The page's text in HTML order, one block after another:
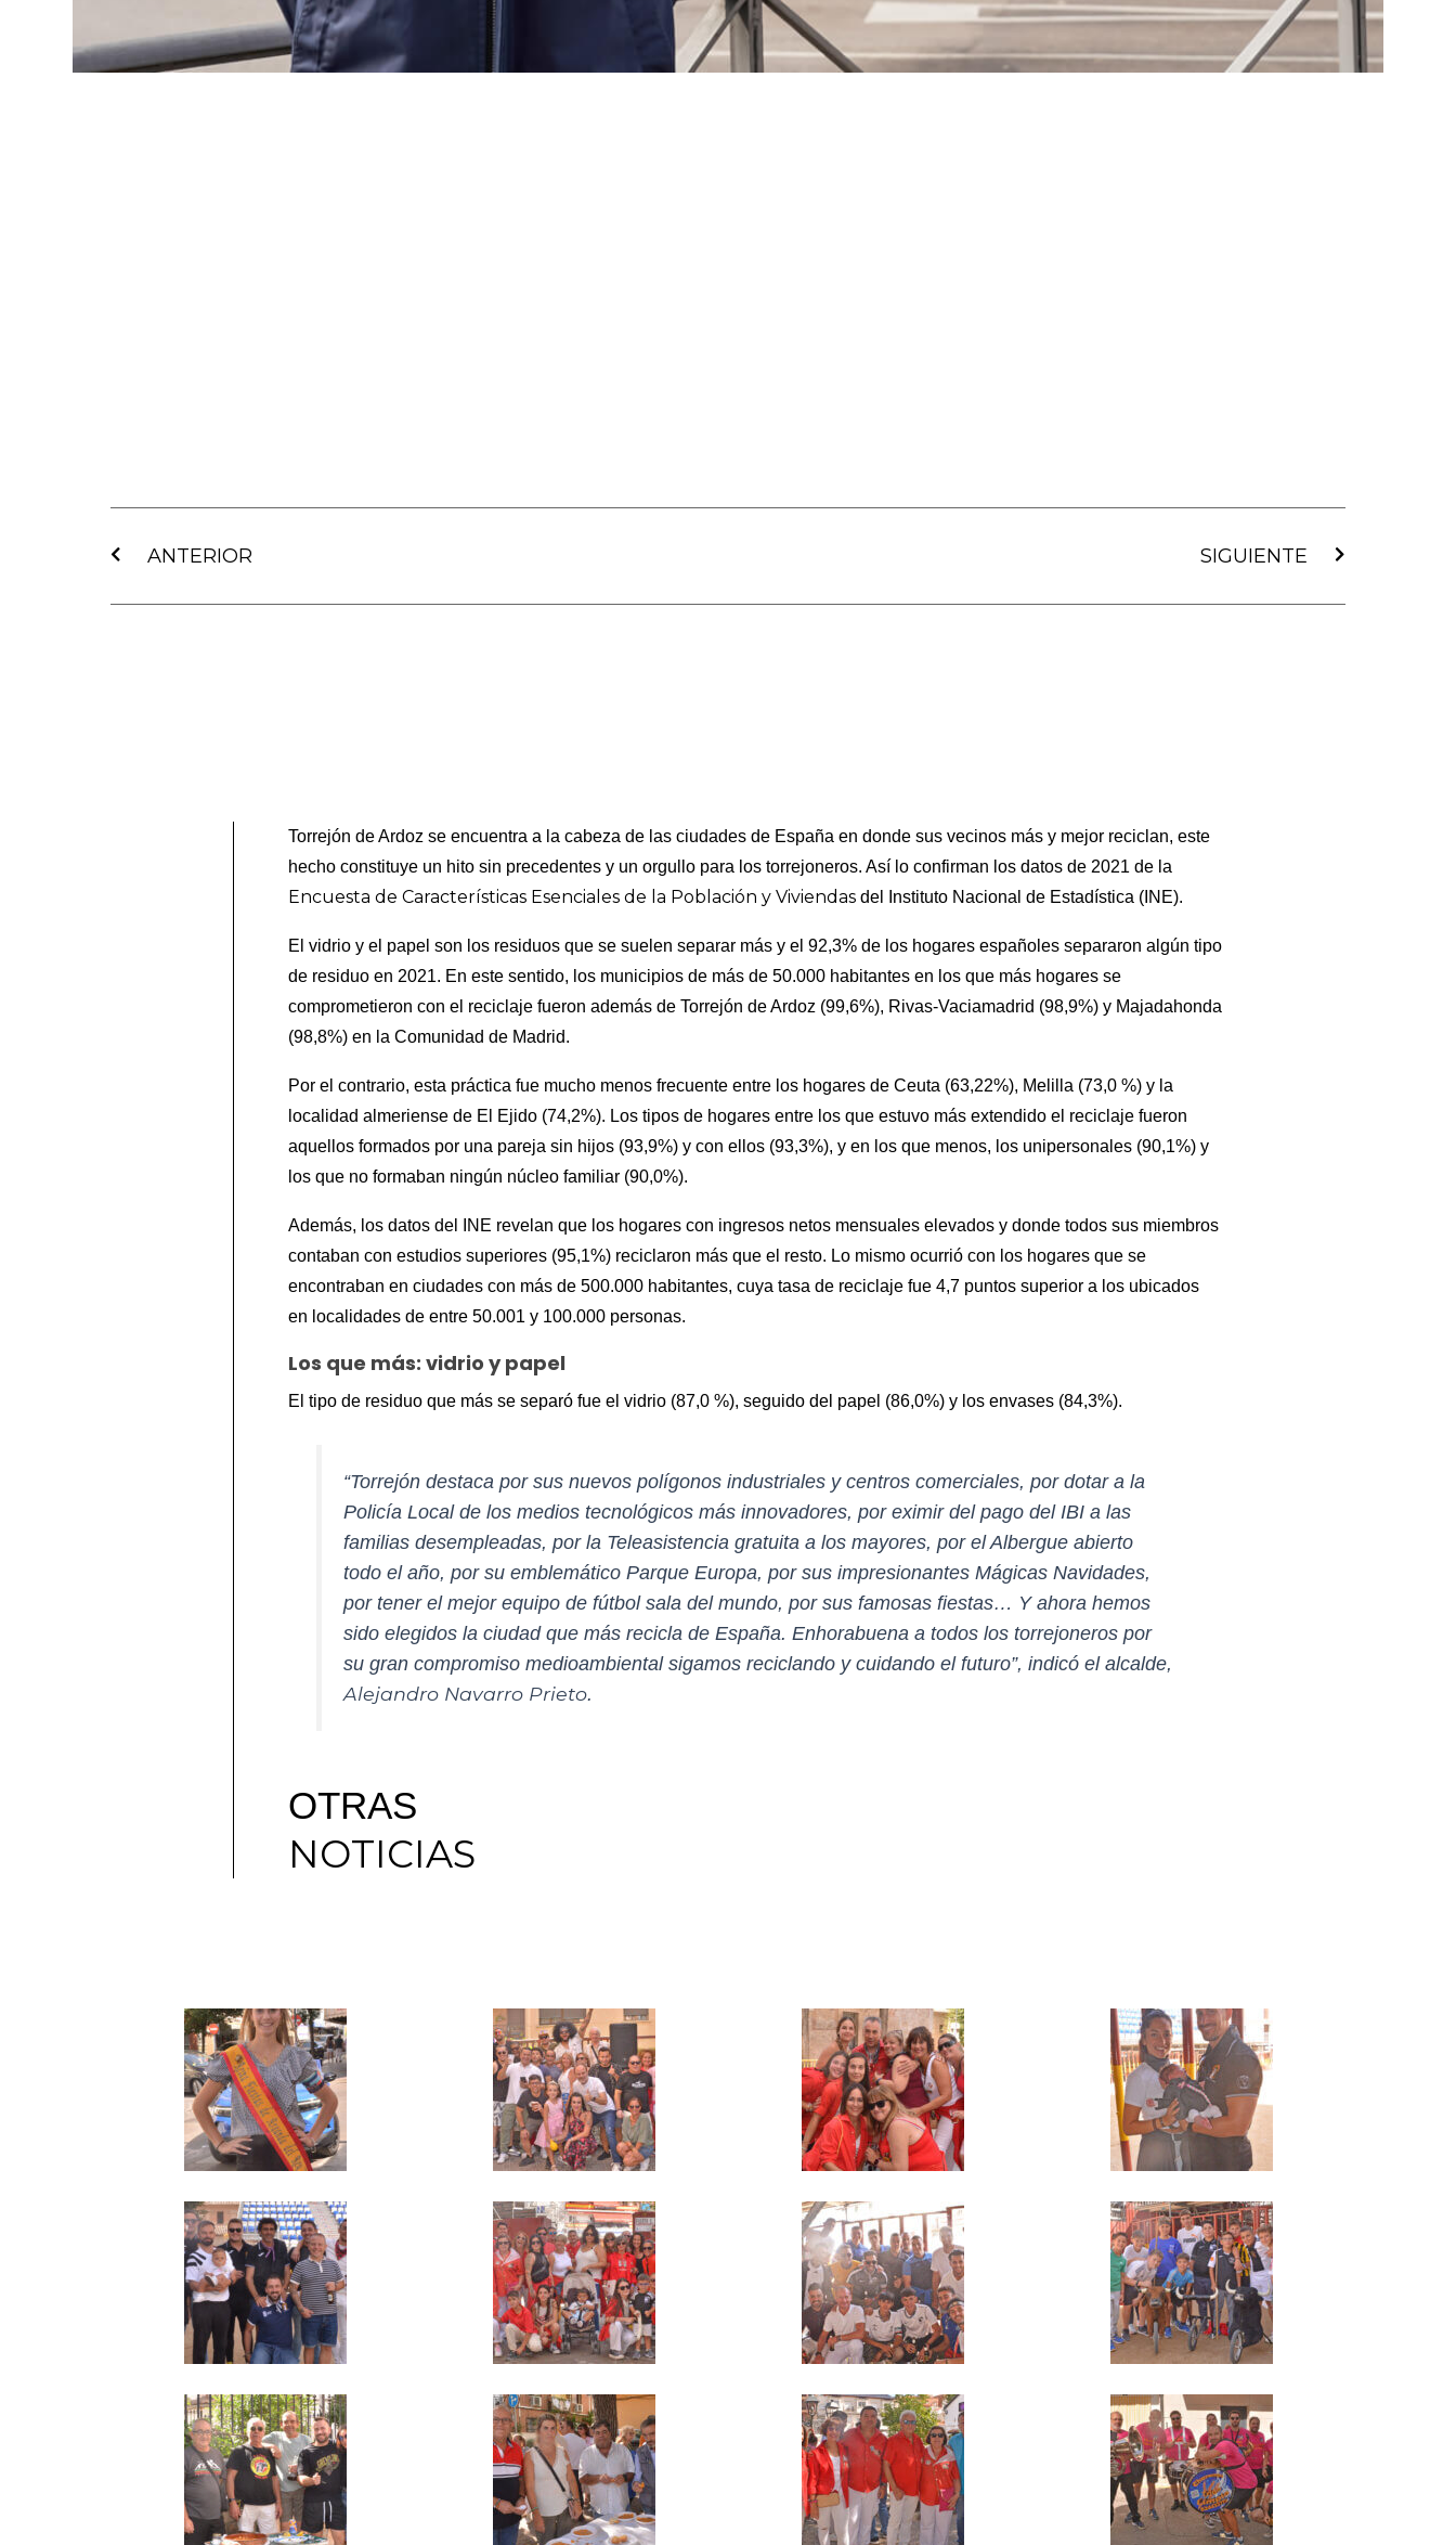
ANTERIOR SIGUIENTE
Torrejón de Ardoz se encuentra a la cabeza de las ciudades de España en donde sus vecinos más y mejor reciclan, este
hecho constituye un hito sin precedentes y un orgullo para los torrejoneros. Así lo confirman los datos de 2021 de la
Encuesta de Características Esenciales de la Población y Viviendas del Instituto Nacional de Estadística (INE).
El vidrio y el papel son los residuos que se suelen separar más y el 92,3% de los hogares españoles separaron algún tipo
de residuo en 2021. En este sentido, los municipios de más de 50.000 habitantes en los que más hogares se
comprometieron con el reciclaje fueron además de Torrejón de Ardoz (99,6%), Rivas-Vaciamadrid (98,9%) y Majadahonda
(98,8%) en la Comunidad de Madrid.
Por el contrario, esta práctica fue mucho menos frecuente entre los hogares de Ceuta (63,22%), Melilla (73,0 %) y la
localidad almeriense de El Ejido (74,2%). Los tipos de hogares entre los que estuvo más extendido el reciclaje fueron
aquellos formados por una pareja sin hijos (93,9%) y con ellos (93,3%), y en los que menos, los unipersonales (90,1%) y
los que no formaban ningún núcleo familiar (90,0%).
Además, los datos del INE revelan que los hogares con ingresos netos mensuales elevados y donde todos sus miembros
contaban con estudios superiores (95,1%) reciclaron más que el resto. Lo mismo ocurrió con los hogares que se
encontraban en ciudades con más de 500.000 habitantes, cuya tasa de reciclaje fue 4,7 puntos superior a los ubicados
en localidades de entre 50.001 y 100.000 personas.
Los que más: vidrio y papel
El tipo de residuo que más se separó fue el vidrio (87,0 %), seguido del papel (86,0%) y los envases (84,3%).
“Torrejón destaca por sus nuevos polígonos industriales y centros comerciales, por dotar a la
Policía Local de los medios tecnológicos más innovadores, por eximir del pago del IBI a las
familias desempleadas, por la Teleasistencia gratuita a los mayores, por el Albergue abierto
todo el año, por su emblemático Parque Europa, por sus impresionantes Mágicas Navidades,
por tener el mejor equipo de fútbol sala del mundo, por sus famosas fiestas… Y ahora hemos
sido elegidos la ciudad que más recicla de España. Enhorabuena a todos los torrejoneros por
su gran compromiso medioambiental sigamos reciclando y cuidando el futuro”, indicó el alcalde,
Alejandro Navarro Prieto.
OTRAS
NOTICIAS